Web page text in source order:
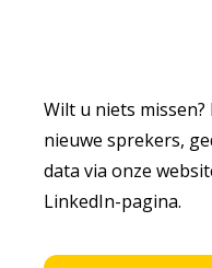
Wilt u niets
nieuwe sprekers,
data via onze
LinkedIn-pagina.